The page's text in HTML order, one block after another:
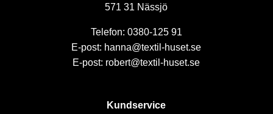
571 31 Nässjö
Telefon: 0380-125 91
E-post: hanna@textil-huset.se
E-post: robert@textil-huset.se
Kundservice